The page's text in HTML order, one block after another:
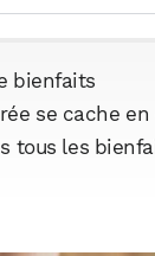
bienfaits
se cache
tous les